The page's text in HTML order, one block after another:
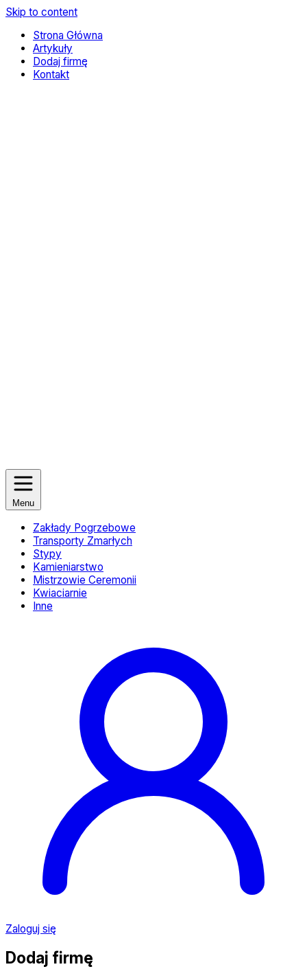
Skip to content
Strona Główna
Artykuły
Dodaj firmę
Kontakt
Menu
Zakłady Pogrzebowe
Transporty Zmarłych
Stypy
Kamieniarstwo
Mistrzowie Ceremonii
Kwiaciarnie
Inne
Zaloguj się
Dodaj firmę